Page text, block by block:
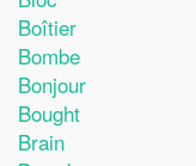
Boîtier
Bombe
Bonjour
Bought
Brain